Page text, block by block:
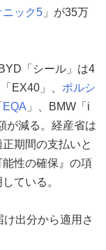
ニック5 」が35万
「シール」は4
EX40」、 ポルシ
EQA 」、BMW「i
が減る。経産省は
期間の支払いと
性の確保』の項
ている。
出分から適用さ